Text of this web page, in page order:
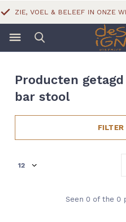
ZIE, VOEL & BELEEF IN ONZE WINKEL IN
Producten
bar stool
FILTER
Seen 0 of the 0